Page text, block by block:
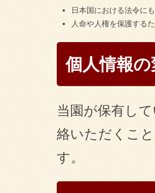
日本国における法令に
人命や人権を保護する
個人情報
当園が保有し
絡いただくこ
す。